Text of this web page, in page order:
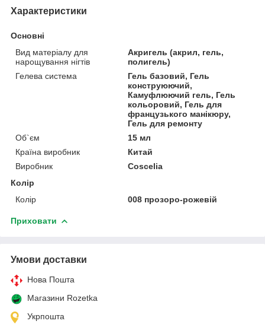
Характеристики
Основні
Вид матеріалу для
нарощування нігтів
Акригель (акрил, гель,
полигель)
Гелева система
Гель базовий, Гель
конструюючий,
Камуфлюючий гель, Гель
кольоровий, Гель для
французького манікюру,
Гель для ремонту
Об`єм
15 мл
Країна виробник
Китай
Виробник
Coscelia
Колір
Колір
008 прозоро-рожевій
Приховати
Умови доставки
Нова Пошта
Магазини Rozetka
Укрпошта